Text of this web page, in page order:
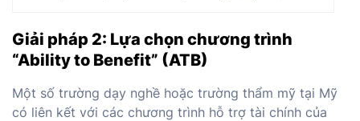
Giải pháp 2: Lựa chọn chương trình
“Ability to Benefit” (ATB)
Một số trường dạy nghề hoặc trường thẩm mỹ tại Mỹ
có liên kết với các chương trình hỗ trợ tài chính của